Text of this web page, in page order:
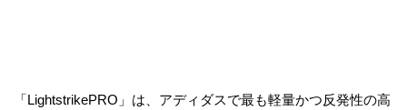
「LightstrikePRO」は、アディダスで最も軽量かつ反発性の高